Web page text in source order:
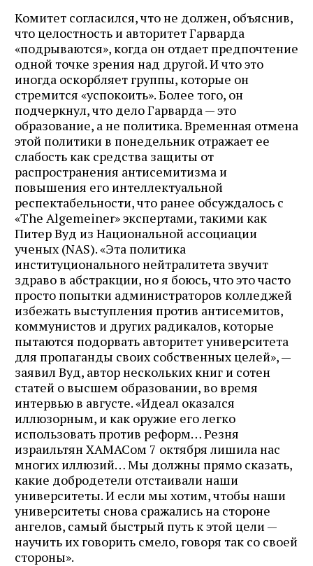
Комитет согласился, что не должен, объяснив,
что целостность и авторитет Гарварда
«подрываются», когда он отдает предпочтение
одной точке зрения над другой. И что это
иногда оскорбляет группы, которые он
стремится «успокоить». Более того, он
подчеркнул, что дело Гарварда — это
образование, а не политика. Временная отмена
этой политики в понедельник отражает ее
слабость как средства защиты от
распространения антисемитизма и
повышения его интеллектуальной
респектабельности, что ранее обсуждалось с
«The Algemeiner» экспертами, такими как
Питер Вуд из Национальной ассоциации
ученых (NAS). «Эта политика
институционального нейтралитета звучит
здраво в абстракции, но я боюсь, что это часто
просто попытки администраторов колледжей
избежать выступления против антисемитов,
коммунистов и других радикалов, которые
пытаются подорвать авторитет университета
для пропаганды своих собственных целей», —
заявил Вуд, автор нескольких книг и сотен
статей о высшем образовании, во время
интервью в августе. «Идеал оказался
иллюзорным, и как оружие его легко
использовать против реформ… Резня
израильтян ХАМАСом 7 октября лишила нас
многих иллюзий… Мы должны прямо сказать,
какие добродетели отстаивали наши
университеты. И если мы хотим, чтобы наши
университеты снова сражались на стороне
ангелов, самый быстрый путь к этой цели —
научить их говорить смело, говоря так со своей
стороны».